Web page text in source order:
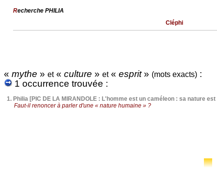
Recherche PHILIA
Cléphi
« mythe » et« culture » et« esprit» (mots exacts) :
1 occurrence trouvée :
1. Philia [PIC DE LA MIRANDOLE : L'homme est un caméleon : sa nature
Faut-il renoncer à parler d'une « nature humaine » ?